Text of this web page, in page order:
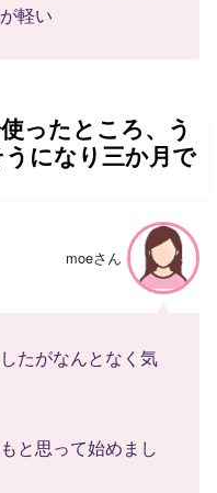
軽い
ったところ、う
になり三か月で
moeさん
たがなんとなく気
と思って始めまし